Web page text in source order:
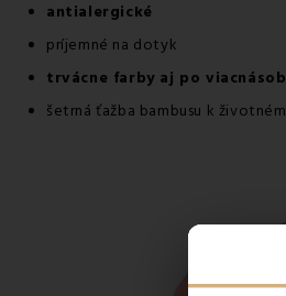
antialergické
príjemné na dotyk
trvácne farby aj po
šetrná ťažba bambusu k